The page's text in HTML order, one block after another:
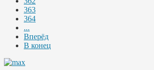
363
364
...
Вперёд
В конец